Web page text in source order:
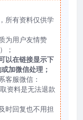
所有资料仅供学
为用户友情赞
；
以在链接显示下
加微信处理；
客服微信：
资料是无法退款
时回复也不用担